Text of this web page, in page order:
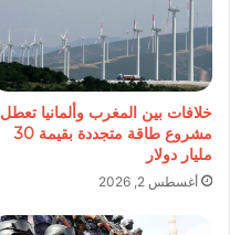
خلافات بين المغرب وألمانيا تعطل
مشروع طاقة متجددة بقيمة 30
مليار دولار
أغسطس 2, 2026